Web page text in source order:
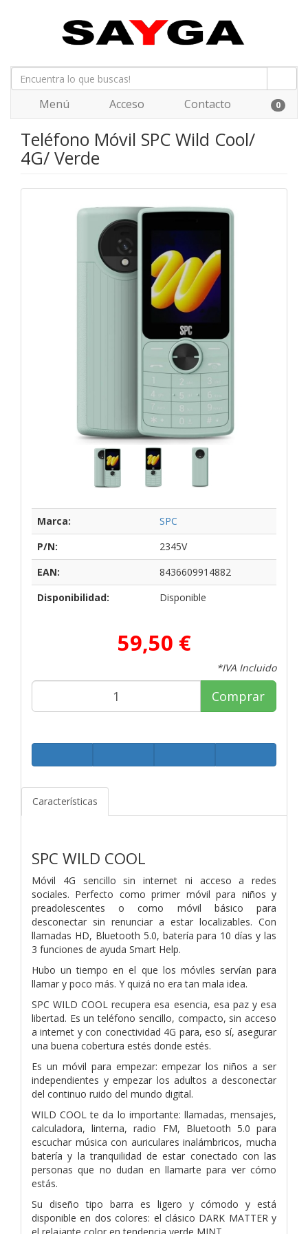
Menú Acceso Contacto 0
Teléfono Móvil SPC Wild Cool/
4G/ Verde
Marca:
SPC
P/N:
2345V
EAN:
8436609914882
Disponibilidad:
Disponible
59,50 €
*IVA Incluido
Comprar
Características
SPC WILD COOL
Móvil 4G sencillo sin internet ni acceso a redes
sociales. Perfecto como primer móvil para niños y
preadolescentes o como móvil básico para
desconectar sin renunciar a estar localizables. Con
llamadas HD, Bluetooth 5.0, batería para 10 días y las
3 funciones de ayuda Smart Help.
Hubo un tiempo en el que los móviles servían para
llamar y poco más. Y quizá no era tan mala idea.
SPC WILD COOL recupera esa esencia, esa paz y esa
libertad. Es un teléfono sencillo, compacto, sin acceso
a internet y con conectividad 4G para, eso sí, asegurar
una buena cobertura estés donde estés.
Es un móvil para empezar: empezar los niños a ser
independientes y empezar los adultos a desconectar
del continuo ruido del mundo digital.
WILD COOL te da lo importante: llamadas, mensajes,
calculadora, linterna, radio FM, Bluetooth 5.0 para
escuchar música con auriculares inalámbricos, mucha
batería y la tranquilidad de estar conectado con las
personas que no dudan en llamarte para ver cómo
estás.
Su diseño tipo barra es ligero y cómodo y está
disponible en dos colores: el clásico DARK MATTER y
el relajante color en tendencia verde MINT.